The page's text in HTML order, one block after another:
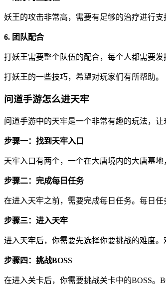
妖王的攻击非常高，需要有足够的治疗进行
6. 团队配合
打妖王需要整个队伍的配合，每个人都需要
打妖王的一些技巧，希望对玩家们有所帮助。
问道手游怎么进天牢
问道手游中的天牢是一个非常有趣的玩法，
步骤一：找到天牢入口
天牢入口有两个，一个在大唐境内的大唐墓
步骤二：完成每日任务
在进入天牢之前，需要完成每日任务。每日
步骤三：进入天牢
进入天牢后，你需要先选择你要挑战的难度
步骤四：挑战BOSS
在进入关卡后，你需要挑战关卡中的BOSS。